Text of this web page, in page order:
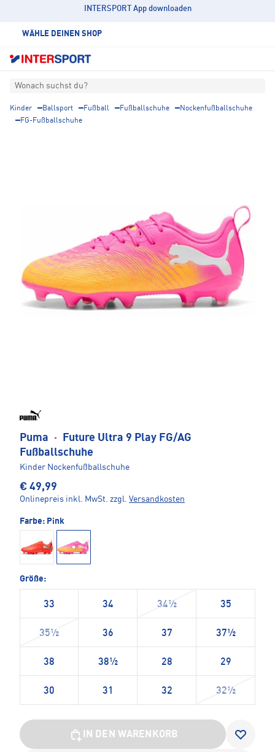
INTERSPORT App downloaden
WÄHLE DEINEN SHOP
Wonach suchst du?
Kinder Ballsport Fußball Fußballschuhe
Nockenfußballschuhe
FG-Fußballschuhe
Puma ·
Future Ultra 9 Play FG/AG
Fußballschuhe
Kinder Nockenfußballschuhe
€ 49,99
Onlinepreis inkl. MwSt. zzgl. Versandkosten
Farbe: Pink
Größe:
33 34 34½ 35
35½ 36 37 37½
38 38½ 28 29
30 31 32 32½
IN DEN WARENKORB